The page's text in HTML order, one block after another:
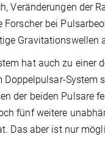
Veränderungen der
Forscher bei
Gravitationswellen
hat auch zu
der beiden Pulsare
fünf weitere
Das aber ist nur